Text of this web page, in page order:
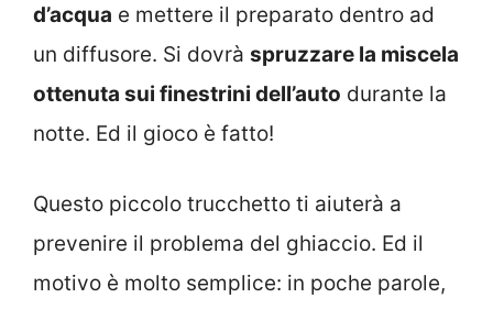
d’acqua e mettere il preparato dentro ad
un diffusore. Si dovrà spruzzare la miscela
ottenuta sui finestrini dell’auto durante la
notte. Ed il gioco è fatto!
Questo piccolo trucchetto ti aiuterà a
prevenire il problema del ghiaccio. Ed il
motivo è molto semplice: in poche parole,